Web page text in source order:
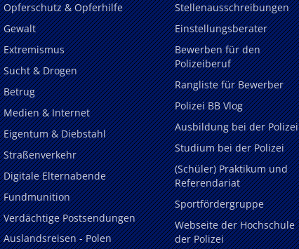
Opferschutz & Opferhilfe
Gewalt
Extremismus
Sucht & Drogen
Betrug
Medien & Internet
Eigentum & Diebstahl
Straßenverkehr
Digitale Elternabende
Fundmunition
Verdächtige Postsendungen
Auslandsreisen - Polen
Stellenausschreibungen
Einstellungsberater
Bewerben für den
Polizeiberuf
Rangliste für Bewerber
Polizei BB Vlog
Ausbildung bei der Polizei
Studium bei der Polizei
(Schüler) Praktikum und
Referendariat
Sportfördergruppe
Webseite der Hochschule
der Polizei